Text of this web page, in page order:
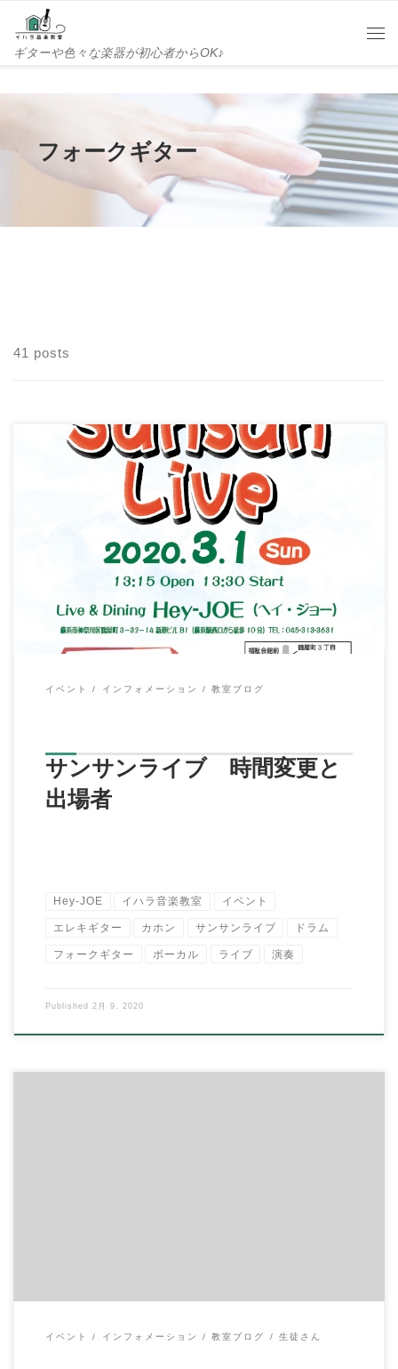
Skip to content
ギターや色々な楽器が初心者からOK♪
フォークギター
41 posts
こんにちは、イハラ音楽教室の伊原鉄朗です。 前回の記事より
修正で ３月１日(日)第３回サンサンライブ […]
イベント インフォメーション 教室ブログ
サンサンライブ 時間変更と
出場者
Hey-JOE イハラ音楽教室 イベント
エレキギター カホン サンサンライブ ドラム
フォークギター ボーカル ライブ 演奏
Published 2月 9, 2020
イベント インフォメーション 教室ブログ 生徒さん